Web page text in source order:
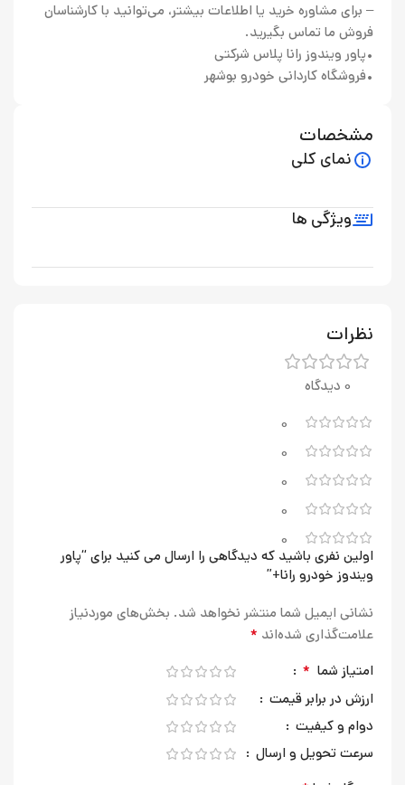
– برای مشاوره خرید یا اطلاعات بیشتر، می‌توانید با کارشناسان
فروش ما تماس بگیرید.
•پاور ویندوز رانا پلاس شرکتی
•فروشگاه کاردانی خودرو بوشهر
مشخصات
نمای کلی
ویژگی ها
نظرات
0 دیدگاه
0
0
0
0
0
اولین نفری باشید که دیدگاهی را ارسال می کنید برای “پاور
ویندوز خودرو رانا+”
نشانی ایمیل شما منتشر نخواهد شد. بخش‌های موردنیاز
علامت‌گذاری شده‌اند *
امتیاز شما *
ارزش در برابر قیمت
دوام و کیفیت
سرعت تحویل و ارسال